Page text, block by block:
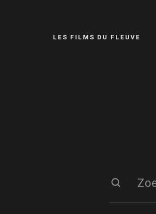
LES FILMS DU FLEUVE